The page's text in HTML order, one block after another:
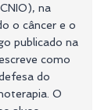
na
o câncer e o
publicado na
como
do
O